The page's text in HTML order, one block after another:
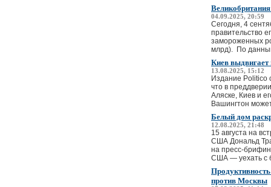
04.09.2025, 20:59
Сегодня, 4
правительство
замороженных
млрд). По
Киев
13.08.2025, 15:12
Издание Politico
что в
Аляске, Киев и
Вашингтон
Белый дом
12.08.2025, 21:48
15 августа на
США Дональд
на пресс-
США — уехать с
против Москвы